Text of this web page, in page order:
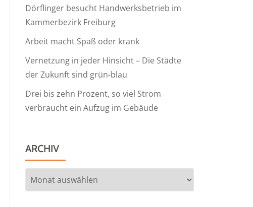
Dörflinger besucht Handwerksbetrieb im
Kammerbezirk Freiburg
Arbeit macht Spaß oder krank
Vernetzung in jeder Hinsicht – Die Städte
der Zukunft sind grün-blau
Drei bis zehn Prozent, so viel Strom
verbraucht ein Aufzug im Gebäude
ARCHIV
Archiv